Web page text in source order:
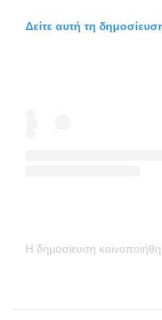
Δείτε αυτή τη
Η δημοσίευση